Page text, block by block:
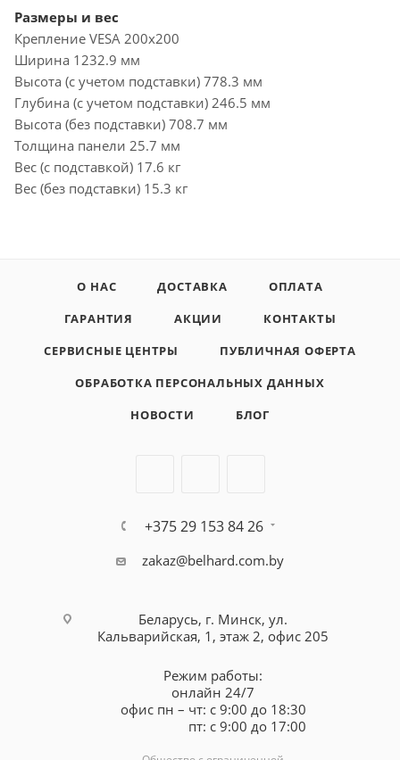
Размеры и вес
Крепление VESA 200x200
Ширина 1232.9 мм
Высота (с учетом подставки) 778.3 мм
Глубина (с учетом подставки) 246.5 мм
Высота (без подставки) 708.7 мм
Толщина панели 25.7 мм
Вес (с подставкой) 17.6 кг
Вес (без подставки) 15.3 кг
О НАС ДОСТАВКА
ОПЛАТА
ГАРАНТИЯ
АКЦИИ
КОНТАКТЫ
СЕРВИСНЫЕ ЦЕНТРЫ
ПУБЛИЧНАЯ ОФЕРТА
ОБРАБОТКА ПЕРСОНАЛЬНЫХ ДАННЫХ
НОВОСТИ
БЛОГ
+375 29 153 84 26
zakaz@belhard.com.by
Беларусь, г. Минск, ул.
Кальварийская, 1, этаж 2, офис 205
Режим работы:
онлайн 24/7
офис пн – чт: с 9:00 до 18:30
пт: с 9:00 до 17:00